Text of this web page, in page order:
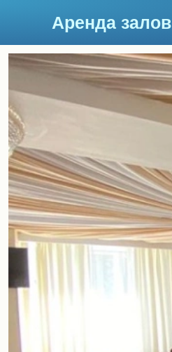
Аренда залов
Москва
Подберите мне зал